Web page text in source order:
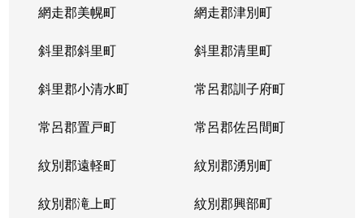
網走郡美幌町 網走郡津別町
斜里郡斜里町 斜里郡清里町
斜里郡小清水町 常呂郡訓子府町
常呂郡置戸町 常呂郡佐呂間町
紋別郡遠軽町 紋別郡湧別町
紋別郡滝上町 紋別郡興部町